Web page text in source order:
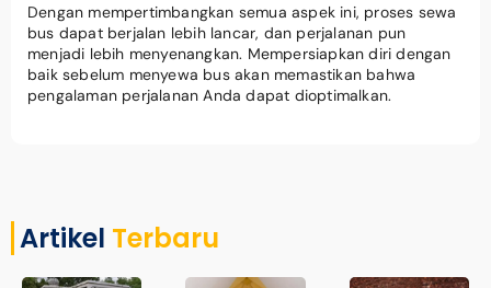
Dengan mempertimbangkan semua aspek ini, proses sewa
bus dapat berjalan lebih lancar, dan perjalanan pun
menjadi lebih menyenangkan. Mempersiapkan diri dengan
baik sebelum menyewa bus akan memastikan bahwa
pengalaman perjalanan Anda dapat dioptimalkan.
Artikel Terbaru